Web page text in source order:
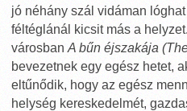
jó néhány szál vidáman
féltéglánál kicsit más a
városban A bűn éjszakája
bevezetnek egy egész hetet,
eltűnődik, hogy az egész
helység kereskedelmét,